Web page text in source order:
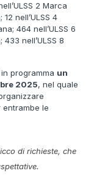
2 Marca
nell’ULSS 4
464 nell’ULSS 6
433 nell’ULSS 8
programma un
2025, nel quale
le
di richieste, che